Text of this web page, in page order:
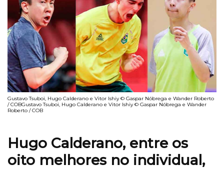
Gustavo Tsuboi, Hugo Calderano e Vitor Ishiy © Gaspar Nóbrega e Wander Roberto
/ COBGustavo Tsuboi, Hugo Calderano e Vitor Ishiy © Gaspar Nóbrega e Wander
Roberto / COB
Hugo Calderano, entre os
oito melhores no individual,